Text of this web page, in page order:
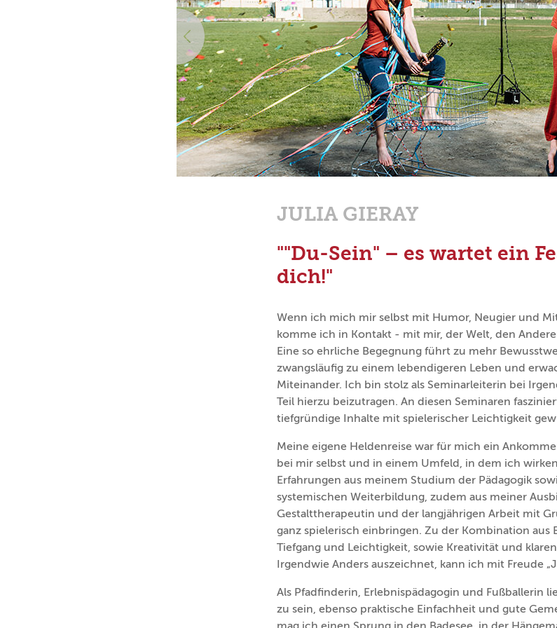
Vorherige
JULIA GIERAY
""Du-Sein" – es wartet ein
dich!"
Wenn ich mich mir selbst mit Humor, Neugier und
komme ich in Kontakt - mit mir, der Welt, den
Eine so ehrliche Begegnung führt zu mehr
zwangsläufig zu einem lebendigeren Leben und
Miteinander. Ich bin stolz als Seminarleiterin bei
Teil hierzu beizutragen. An diesen Seminaren
tiefgründige Inhalte mit spielerischer Leichtigkeit
Meine eigene Heldenreise war für mich ein
bei mir selbst und in einem Umfeld, in dem ich
Erfahrungen aus meinem Studium der Pädagogik
systemischen Weiterbildung, zudem aus meiner
Gestalttherapeutin und der langjährigen Arbeit mit
ganz spielerisch einbringen. Zu der Kombination aus
Tiefgang und Leichtigkeit, sowie Kreativität und
Irgendwie Anders auszeichnet, kann ich mit Freude
Als Pfadfinderin, Erlebnispädagogin und Fußballerin
zu sein, ebenso praktische Einfachheit und gute
mag ich einen Sprung in den Badesee, in der